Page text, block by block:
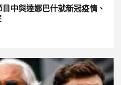
中與達娜巴什就新冠疫情、